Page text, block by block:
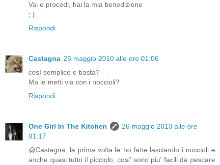
Vai e procedi, hai la mia benedizione
: )
Rispondi
Castagna 26 maggio 2010 alle ore 01:06
così semplice e basta?
Ma le metti via con i noccioli?
Rispondi
One Girl In The Kitchen
26 maggio 2010 alle ore
01:17
@Castagna: la prima volta le ho fatte lasciando i noccioli e
anche quasi tutto il picciolo, cosi' sono piu' facili da pescare